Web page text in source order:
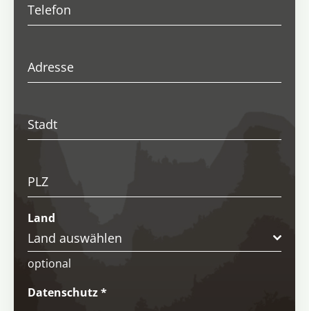
Telefon
Adresse
Stadt
PLZ
Land
Land auswählen
optional
Datenschutz*